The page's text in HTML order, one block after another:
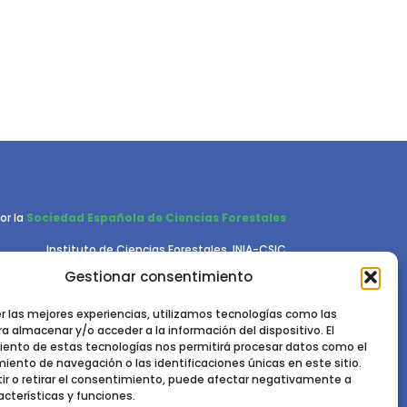
Gestionar consentimiento
las mejores experiencias, utilizamos tecnologías como las
almacenar y/o acceder a la información del dispositivo. El
de estas tecnologías nos permitirá procesar datos como el
de navegación o las identificaciones únicas en este sitio.
o retirar el consentimiento, puede afectar negativamente a
y funciones.
la Sociedad Española de Ciencias Forestales
Instituto de Ciencias Forestales, INIA-CSIC
Ctra. de la Coruña km 7,5 - 28040 Madrid
POLÍTICA DE COOKIES.